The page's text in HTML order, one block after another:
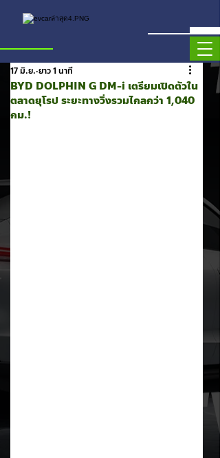
BYD DOLPHIN G DM-i เตรียมเปิดตัวใน
ตลาดยุโรป ระยะทางวิ่งรวมไกลกว่า 1,040
กม.!
17 มิ.ย. ยาว 1 นาที